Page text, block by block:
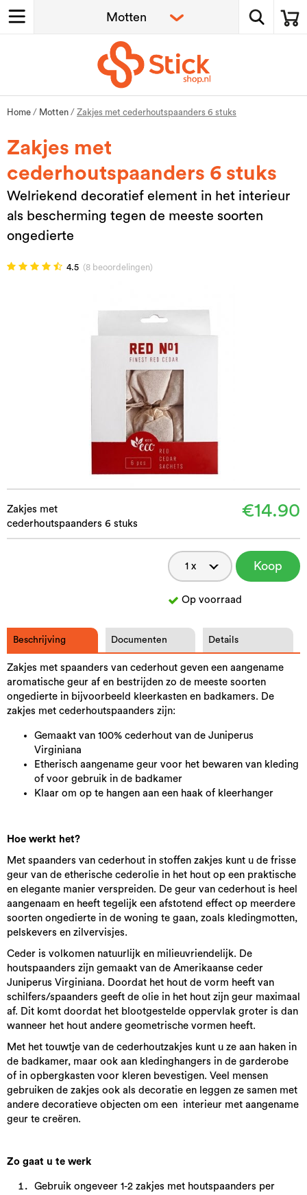
Home / Motten / Zakjes met cederhoutspaanders 6 stuks
Zakjes met
cederhoutspaanders 6 stuks
Welriekend decoratief element in het interieur
als bescherming tegen de meeste soorten
ongedierte
4.5 (8 beoordelingen)
Zakjes met
cederhoutspaanders 6 stuks
€14.90
Koop
Op voorraad
Beschrijving Documenten Details
Zakjes met spaanders van cederhout geven een aangename
aromatische geur af en bestrijden zo de meeste soorten
ongedierte in bijvoorbeeld kleerkasten en badkamers. De
zakjes met cederhoutspaanders zijn:
Gemaakt van 100% cederhout van de Juniperus
Virginiana
Etherisch aangename geur voor het bewaren van kleding
of voor gebruik in de badkamer
Klaar om op te hangen aan een haak of kleerhanger
Hoe werkt het?
Met spaanders van cederhout in stoffen zakjes kunt u de frisse
geur van de etherische cederolie in het hout op een praktische
en elegante manier verspreiden. De geur van cederhout is heel
aangenaam en heeft tegelijk een afstotend effect op meerdere
soorten ongedierte in de woning te gaan, zoals kledingmotten,
pelskevers en zilvervisjes.
Ceder is volkomen natuurlijk en milieuvriendelijk. De
houtspaanders zijn gemaakt van de Amerikaanse ceder
Juniperus Virginiana. Doordat het hout de vorm heeft van
schilfers/spaanders geeft de olie in het hout zijn geur maximaal
af. Dit komt doordat het blootgestelde oppervlak groter is dan
wanneer het hout andere geometrische vormen heeft.
Met het touwtje van de cederhoutzakjes kunt u ze aan haken in
de badkamer, maar ook aan kledinghangers in de garderobe
of in opbergkasten voor kleren bevestigen. Veel mensen
gebruiken de zakjes ook als decoratie en leggen ze samen met
andere decoratieve objecten om een interieur met aangename
geur te creëren.
Zo gaat u te werk
Gebruik ongeveer 1-2 zakjes met houtspaanders per